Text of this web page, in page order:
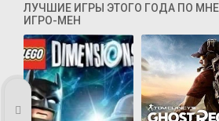
ЛУЧШИЕ ИГРЫ ЭТОГО ГОДА ПО
ИГРО-МЕН